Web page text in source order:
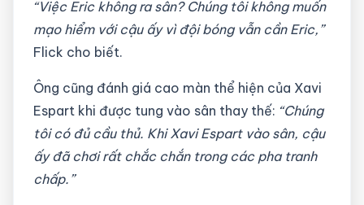
“Việc Eric không ra sân? Chúng tôi không muốn
mạo hiểm với cậu ấy vì đội bóng vẫn cần Eric,”
Flick cho biết.
Ông cũng đánh giá cao màn thể hiện của Xavi
Espart khi được tung vào sân thay thế: “Chúng
tôi có đủ cầu thủ. Khi Xavi Espart vào sân, cậu
ấy đã chơi rất chắc chắn trong các pha tranh
chấp.”